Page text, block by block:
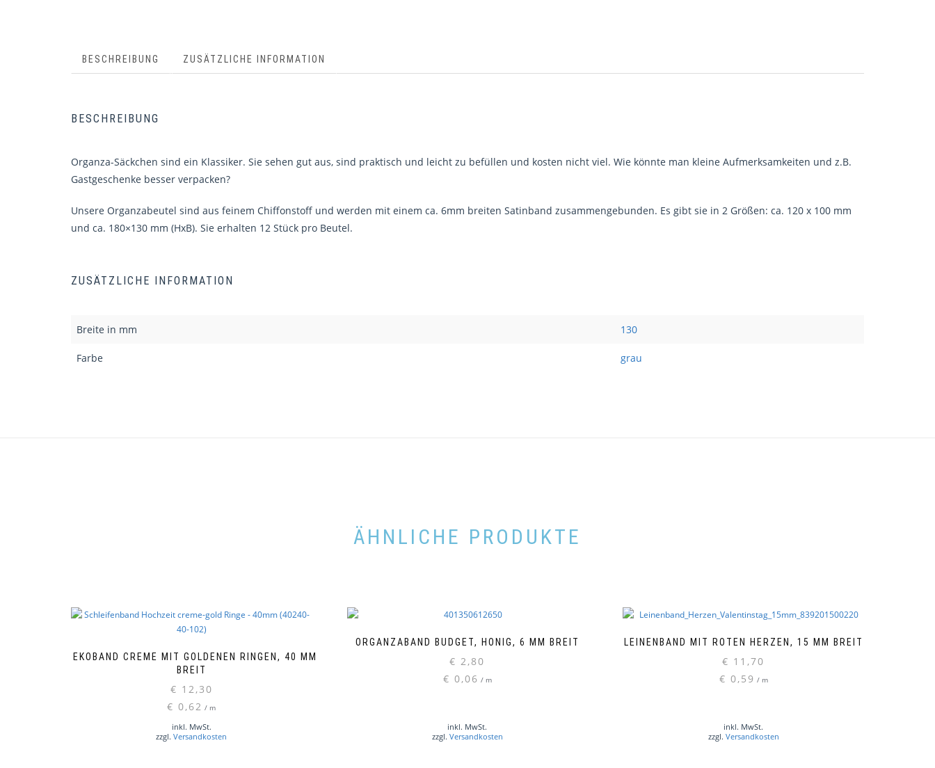
BESCHREIBUNG ZUSÄTZLICHE INFORMATION
BESCHREIBUNG
Organza-Säckchen sind ein Klassiker. Sie sehen gut aus, sind praktisch und leicht zu befüllen und kosten nicht viel. Wie könnte man kleine Aufmerksamkeiten und z.B.
Gastgeschenke besser verpacken?
Unsere Organzabeutel sind aus feinem Chiffonstoff und werden mit einem ca. 6mm breiten Satinband zusammengebunden. Es gibt sie in 2 Größen: ca. 120 x 100 mm
und ca. 180×130 mm (HxB). Sie erhalten 12 Stück pro Beutel.
ZUSÄTZLICHE INFORMATION
Breite in mm 130
Farbe grau
ÄHNLICHE PRODUKTE
DEKOBAND CREME MIT GOLDENEN RINGEN, 40 MM
BREIT
€ 12,30
€ 0,62 / m
inkl. MwSt.
zzgl.Versandkosten
ORGANZABAND BUDGET, HONIG, 6 MM BREIT
€ 2,80
€ 0,06 / m
inkl. MwSt.
zzgl. Versandkosten
LEINENBAND MIT ROTEN HERZEN, 15 MM BREIT
€ 11,70
€ 0,59 / m
inkl. MwSt.
zzgl. Versandkosten